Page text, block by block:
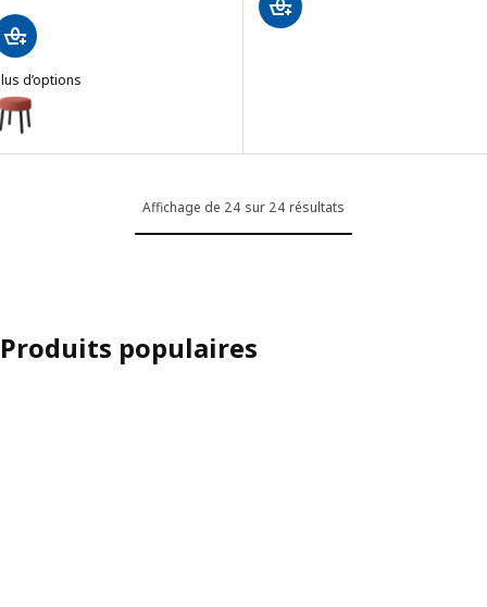
d’options
MÖRTFORS, Pouf, Diseröd rouge, 47x47 cm
Affichage de 24 sur 24 résultats
Produits populaires